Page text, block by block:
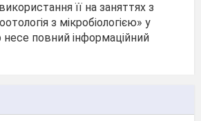
її на заняттях з
з мікробіологією» у
несе повний інформаційний